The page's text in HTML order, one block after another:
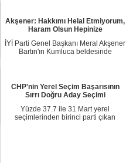
Akşener: Hakkımı Helal Etmiyorum,
Haram Olsun Hepinize
İYİ Parti Genel Başkanı Meral Akşener
Bartın'ın Kumluca beldesinde
CHP'nin Yerel Seçim Başarısının
Sırrı Doğru Aday Seçimi
Yüzde 37.7 ile 31 Mart yerel
seçimlerinden birinci parti çıkan